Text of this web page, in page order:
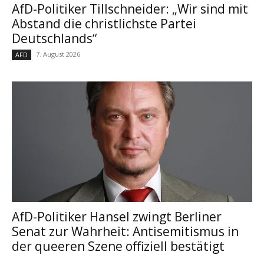
AfD-Politiker Tillschneider: „Wir sind mit
Abstand die christlichste Partei
Deutschlands“
AFD 7. August 2026
AfD-Politiker Hansel zwingt Berliner
Senat zur Wahrheit: Antisemitismus in
der queeren Szene offiziell bestätigt